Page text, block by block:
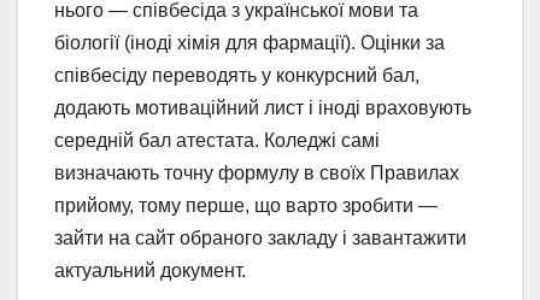
нього — співбесіда з української мови та
біології (іноді хімія для фармації). Оцінки за
співбесіду переводять у конкурсний бал,
додають мотиваційний лист і іноді враховують
середній бал атестата. Коледжі самі
визначають точну формулу в своїх Правилах
прийому, тому перше, що варто зробити —
зайти на сайт обраного закладу і завантажити
актуальний документ.